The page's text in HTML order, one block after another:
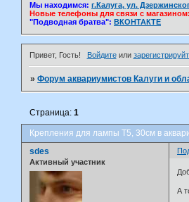
Мы находимся: г.Калуга, ул.
Новые телефоны для связи с
"Подводная братва": ВКОНТАКТЕ
Привет, Гость! Войдитеили
»Форум аквариумистов Калуги и
Крепления для лампы Т5, 30см в
Страница:1
sdes
Активный участник
А